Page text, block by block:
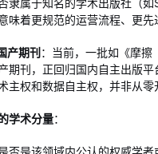
隶属于知名的学术出版社（
味着更规范的运营流程、更先
产期刊 ：当前，一批如《摩
期刊，正回归国内自主出版
主权和数据自主权，并非从零
学术分量：
否是该领域内公认的权威学